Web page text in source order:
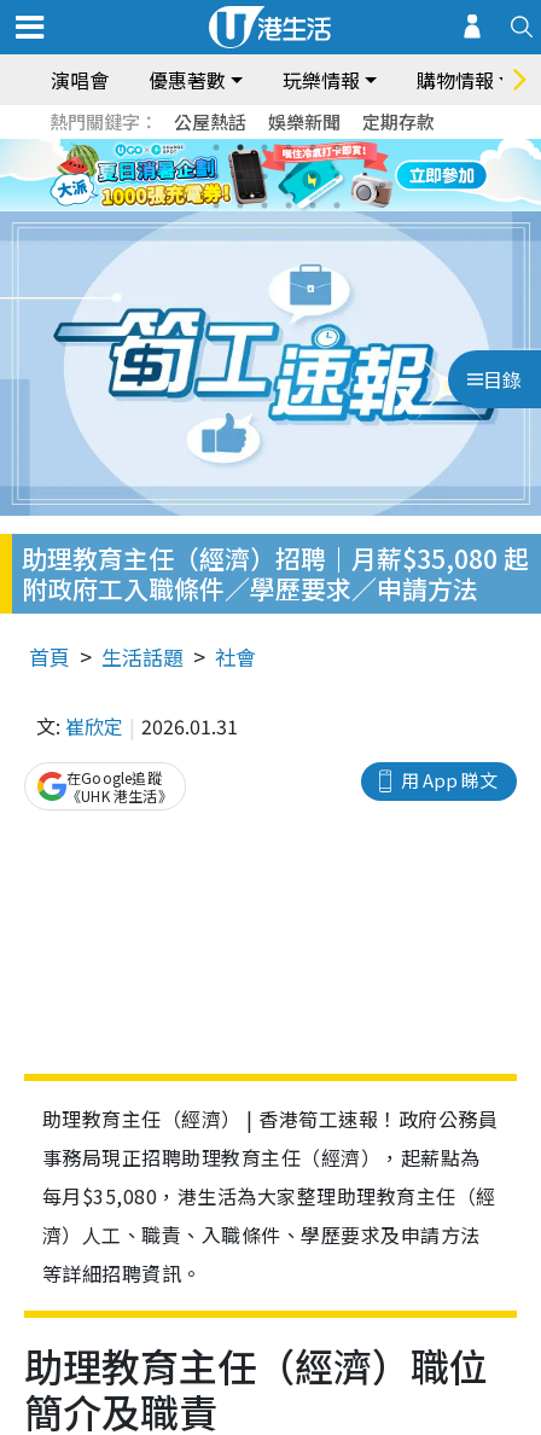
演唱會 優惠著數 玩樂情報 購物情報
熱門關鍵字： 公屋熱話 娛樂新聞 定期存款
目錄
助理教育主任（經濟）招聘｜月薪$35,080 起
附政府工入職條件／學歷要求／申請方法
首頁 生活話題 社會
文: 崔欣定 2026.01.31
用 App 睇文
在Google追蹤
《UHK 港生活》
助理教育主任（經濟） | 香港筍工速報！政府公務員
事務局現正招聘助理教育主任（經濟），起薪點為
每月$35,080，港生活為大家整理助理教育主任（經
濟）人工、職責、入職條件、學歷要求及申請方法
等詳細招聘資訊。
助理教育主任（經濟）職位
簡介及職責